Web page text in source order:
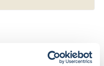
in this browser for the